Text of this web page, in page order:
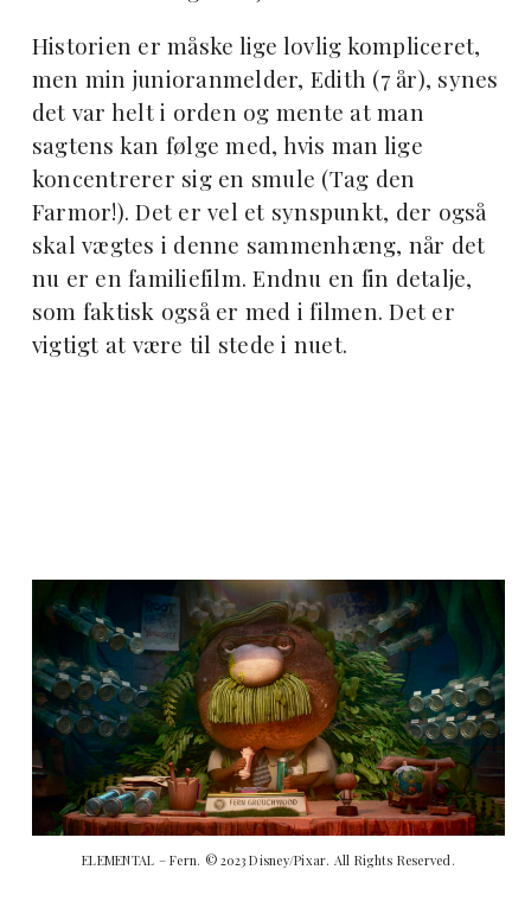
Historien er måske lige lovlig kompliceret,
men min junioranmelder, Edith (7 år), synes
det var helt i orden og mente at man
sagtens kan følge med, hvis man lige
koncentrerer sig en smule (Tag den
Farmor!). Det er vel et synspunkt, der også
skal vægtes i denne sammenhæng, når det
nu er en familiefilm. Endnu en fin detalje,
som faktisk også er med i filmen. Det er
vigtigt at være til stede i nuet.
ELEMENTAL – Fern. © 2023 Disney/Pixar. All Rights Reserved.